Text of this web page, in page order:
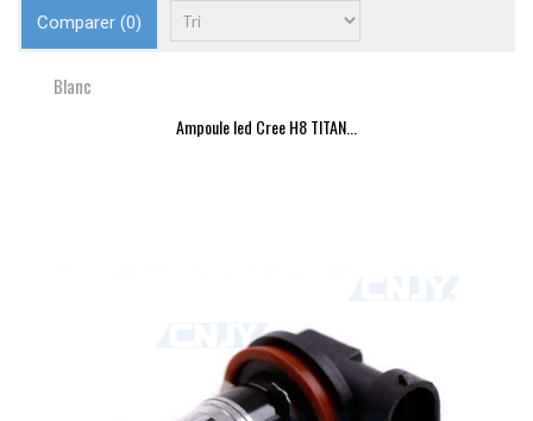
Comparer (0)
Blanc
Ampoule led Cree H8 TITAN...